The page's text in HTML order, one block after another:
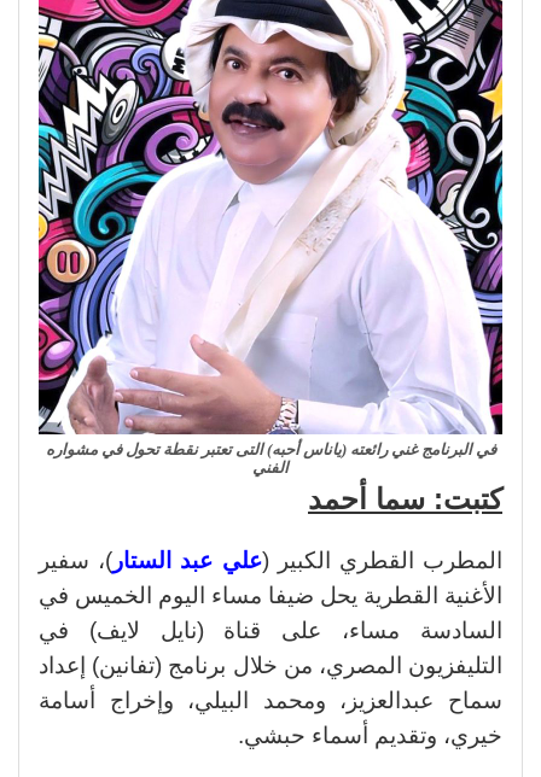
في البرنامج غني رائعته (ياناس أحبه) التى تعتبر نقطة تحول في مشواره
الفني
كتبت: سما أحمد
المطرب القطري الكبير (علي عبد الستار )، سفير
الأغنية القطرية يحل ضيفا مساء اليوم الخميس في
السادسة مساء، على قناة (نايل لايف) في
التليفزيون المصري، من خلال برنامج (تفانين) إعداد
سماح عبدالعزيز، ومحمد البيلي، وإخراج أسامة
خيري، وتقديم أسماء حبشي.